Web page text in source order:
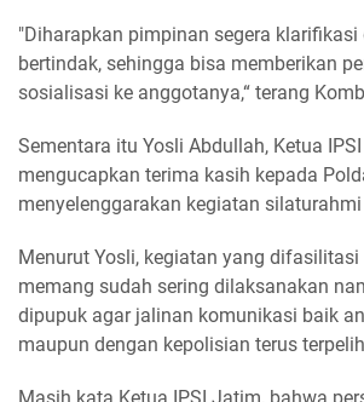
"Diharapkan pimpinan segera klarifikasi
bertindak, sehingga bisa memberikan
sosialisasi ke anggotanya,“ terang
Sementara itu Yosli Abdullah, Ketua
mengucapkan terima kasih kepada
menyelenggarakan kegiatan
Menurut Yosli, kegiatan yang
memang sudah sering dilaksanakan
dipupuk agar jalinan komunikasi baik
maupun dengan kepolisian terus